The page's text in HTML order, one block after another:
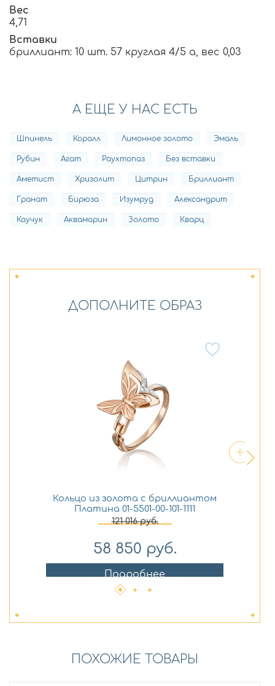
Вес
4,71
Вставки
бриллиант: 10 шт. 57 круглая 4/5 а, вес 0,03
А ЕЩЕ У НАС ЕСТЬ
Шпинель Коралл Лимонное золото Эмаль
Рубин Агат Раухтопаз Без вставки
Аметист Хризолит Цитрин Бриллиант
Гранат Бирюза Изумруд Александрит
Каучук Аквамарин Золото Кварц
ДОПОЛНИТЕ ОБРАЗ
Кольцо из золота с бриллиантом
Платина 01-5501-00-101-1111
121 016руб.
58 850 руб.
Подробнее
ПОХОЖИЕ ТОВАРЫ